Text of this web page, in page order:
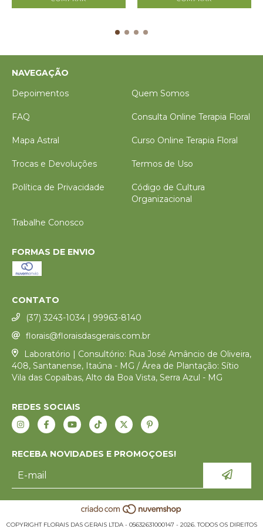
NAVEGAÇÃO
Depoimentos
Quem Somos
FAQ Consulta Online Terapia Floral
Mapa Astral Curso Online Terapia Floral
Trocas e Devoluções Termos de Uso
Política de Privacidade
Código de Cultura
Organizacional
Trabalhe Conosco
FORMAS DE ENVIO
CONTATO
(37) 3243-1034 | 99963-8140
florais@floraisdasgerais.com.br
Laboratório | Consultório: Rua José Amâncio de Oliveira,
408, Santanense, Itaúna - MG / Área de Plantação: Sítio
Vila das Copaíbas, Alto da Boa Vista, Serra Azul - MG
REDES SOCIAIS
RECEBA NOVIDADES E PROMOÇOES!
COPYRIGHT FLORAIS DAS GERAIS LTDA - 05632631000147 - 2026. TODOS OS DIREITOS